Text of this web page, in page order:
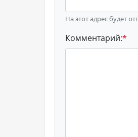
На этот адрес будет
Комментарий:*